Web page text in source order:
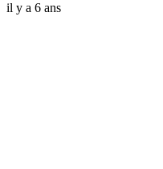
il y a 6 ans